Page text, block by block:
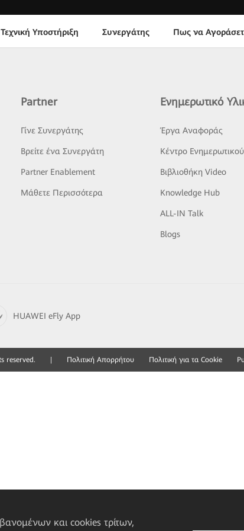
Υποστήριξη Συνεργάτης Πως να
Partner
Γίνε Συνεργάτης
Βρείτε ένα Συνεργάτη
Partner Enablement
Μάθετε Περισσότερα
Ενημερωτικό
Έργα Αναφοράς
Κέντρο
Βιβλιοθήκη Video
Knowledge Hub
ALL-IN Talk
Blogs
HUAWEI eFly App
reserved. Πολιτική Απορρήτου Πολιτική για τα Cookie
και cookies τρίτων,